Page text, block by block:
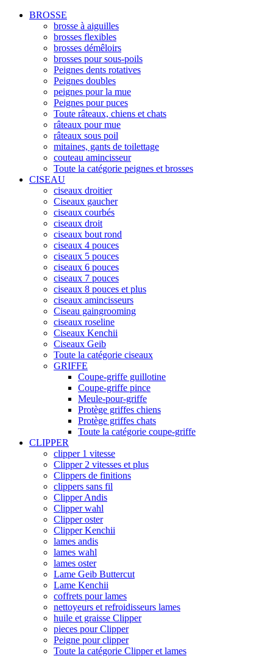
BROSSE
brosse à aiguilles
brosses flexibles
brosses démêloirs
brosses pour sous-poils
Peignes dents rotatives
Peignes doubles
peignes pour la mue
Peignes pour puces
Toute râteaux, chiens et chats
râteaux pour mue
râteaux sous poil
mitaines, gants de toilettage
couteau amincisseur
Toute la catégorie peignes et brosses
CISEAU
ciseaux droitier
Ciseaux gaucher
ciseaux courbés
ciseaux droit
ciseaux bout rond
ciseaux 4 pouces
ciseaux 5 pouces
ciseaux 6 pouces
ciseaux 7 pouces
ciseaux 8 pouces et plus
ciseaux amincisseurs
Ciseau gaingrooming
ciseaux roseline
Ciseaux Kenchii
Ciseaux Geib
Toute la catégorie ciseaux
GRIFFE
Coupe-griffe guillotine
Coupe-griffe pince
Meule-pour-griffe
Protège griffes chiens
Protège griffes chats
Toute la catégorie coupe-griffe
CLIPPER
clipper 1 vitesse
Clipper 2 vitesses et plus
Clippers de finitions
clippers sans fil
Clipper Andis
Clipper wahl
Clipper oster
Clipper Kenchii
lames andis
lames wahl
lames oster
Lame Geib Buttercut
Lame Kenchii
coffrets pour lames
nettoyeurs et refroidisseurs lames
huile et graisse Clipper
pieces pour Clipper
Peigne pour clipper
Toute la catégorie Clipper et lames